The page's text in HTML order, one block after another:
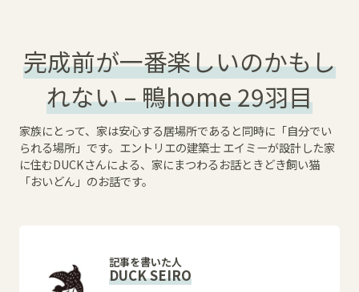
完成前が一番楽しいのかもし
れない – 鴨home 29羽目
家族にとって、家は安心する居場所であると同時に「自分でい
られる場所」です。エントリエの建築士 エイミーが設計した家
に住むDUCKさんによる、家にまつわるお話ときどき飼い猫
「おいどん」のお話です。
記事を書いた人
DUCK SEIRO